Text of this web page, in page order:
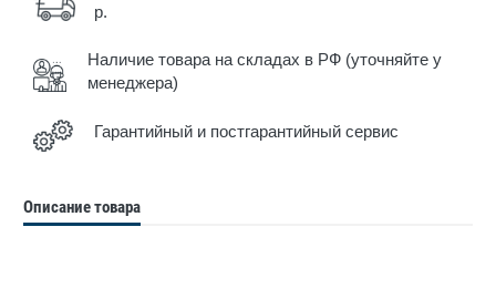
р.
Наличие товара на складах в РФ (уточняйте у
менеджера)
Гарантийный и постгарантийный сервис
Описание товара